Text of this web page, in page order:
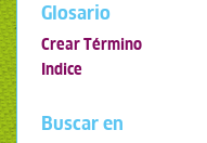
Glosario
Crear Término
Indice
Buscar en